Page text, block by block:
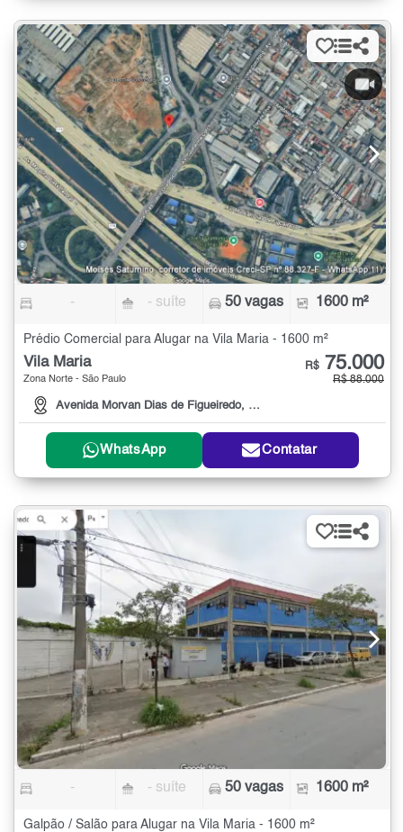
- - suíte 50 vagas 1600 m²
Prédio Comercial para Alugar na Vila Maria - 1600 m²
Vila Maria
Zona Norte - São Paulo
Avenida Morvan Dias de Figueiredo, 4001
R$ 75.000
R$ 88.000
WhatsApp Contatar
- - suíte 50 vagas 1600 m²
Galpão / Salão para Alugar na Vila Maria - 1600 m²